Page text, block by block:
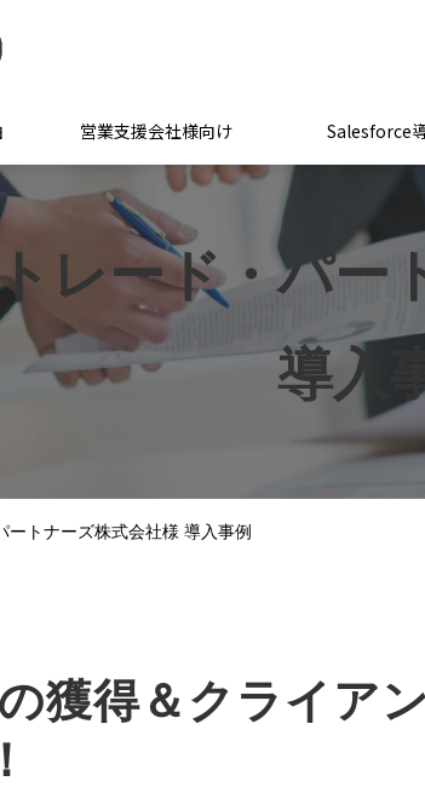
営業支援会社様向け Salesforce
トレード・パ
導入
ートナーズ株式会社様 導入事例
獲得＆クライア